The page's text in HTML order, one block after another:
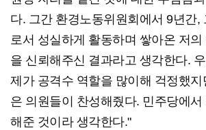
다. 그간 환경노동위원회에서 9년간,
로서 성실하게 활동하며 쌓아온 저
을 신뢰해주신 결과라고 생각한다.
제가 공격수 역할을 많이해 걱정했
은 의원들이 찬성해줬다. 민주당에서
해준 것이라 생각한다."